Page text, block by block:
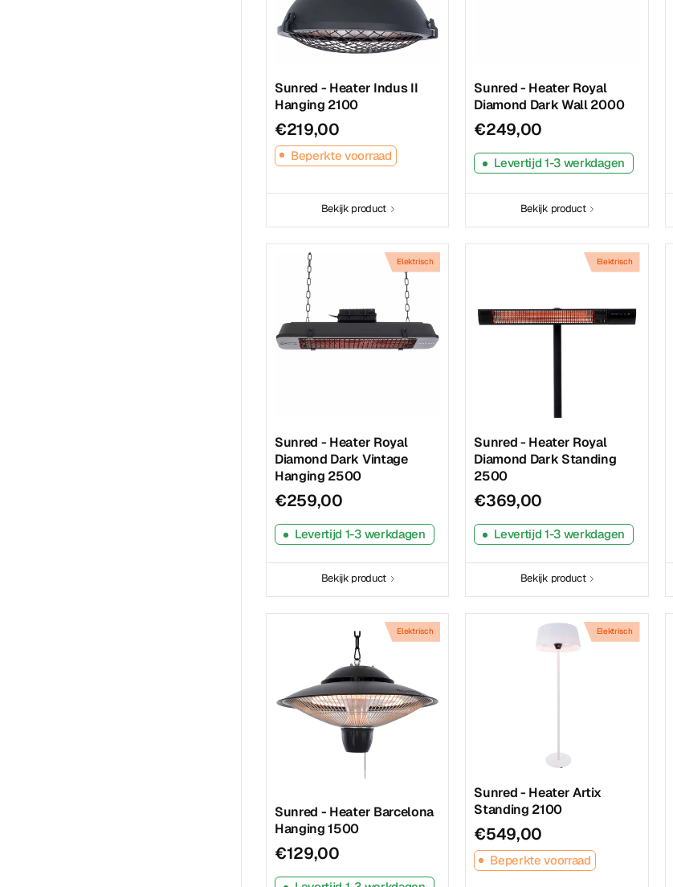
Sunred - Heater Indus II
Hanging 2100
€219,00
Beperkte voorraad
Bekijk product
Sunred - Heater Royal
Diamond Dark Wall 2000
€249,00
Levertijd 1-3 werkdagen
Bekijk product
Elektrisch
Sunred - Heater Royal
Diamond Dark Vintage
Hanging 2500
€259,00
Levertijd 1-3 werkdagen
Bekijk product
Elektrisch
Sunred - Heater Royal
Diamond Dark Standing
2500
€369,00
Levertijd 1-3 werkdagen
Bekijk product
Elektrisch
Sunred - Heater Barcelona
Hanging 1500
€129,00
Elektrisch
Sunred - Heater Artix
Standing 2100
€549,00
Beperkte voorraad